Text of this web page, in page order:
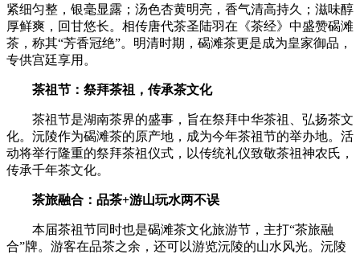
紧细匀整，银毫显露；汤色杏黄明亮，香气清高持久；滋味醇
厚鲜爽，回甘悠长。相传唐代茶圣陆羽在《茶经》中盛赞碣滩
茶，称其“芳香冠绝”。明清时期，碣滩茶更是成为皇家御品，
专供宫廷享用。
茶祖节：祭拜茶祖，传承茶文化
茶祖节是湖南茶界的盛事，旨在祭拜中华茶祖、弘扬茶文
化。沅陵作为碣滩茶的原产地，成为今年茶祖节的举办地。活
动将举行隆重的祭拜茶祖仪式，以传统礼仪致敬茶祖神农氏，
传承千年茶文化。
茶旅融合：品茶+游山玩水两不误
本届茶祖节同时也是碣滩茶文化旅游节，主打“茶旅融
合”牌。游客在品茶之余，还可以游览沅陵的山水风光。沅陵